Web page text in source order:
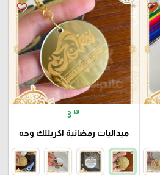
favorite_border
favorite_border
3 ₪
ميداليات رمضانية اكريللك وجه